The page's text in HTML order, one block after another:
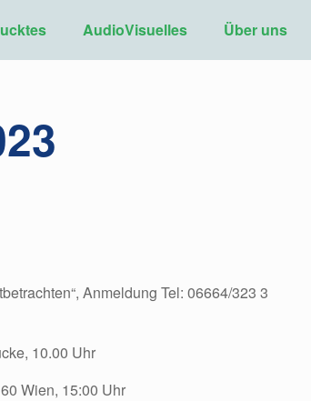
AudioVisuelles Über uns
Anmeldung Tel: 06664/323 3
10.00 Uhr
Wien, 15:00 Uhr